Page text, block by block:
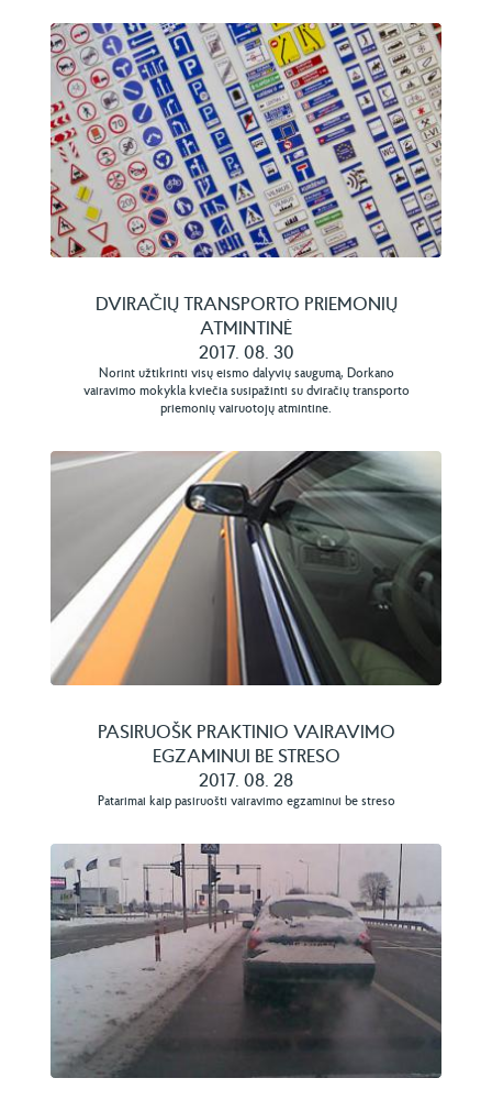
DVIRAČIŲ TRANSPORTO PRIEMONIŲ
ATMINTINĖ
2017. 08. 30
Norint užtikrinti visų eismo dalyvių saugumą, Dorkano
vairavimo mokykla kviečia susipažinti su dviračių transporto
priemonių vairuotojų atmintine.
PASIRUOŠK PRAKTINIO VAIRAVIMO
EGZAMINUI BE STRESO
2017. 08. 28
Patarimai kaip pasiruošti vairavimo egzaminui be streso